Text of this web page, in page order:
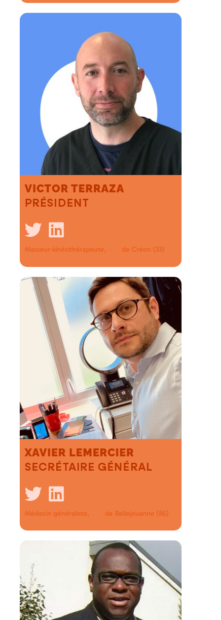
VICTOR TERRAZA
PRÉSIDENT
Masseur-kinésithérapeute, de Créon (33)
XAVIER LEMERCIER
SECRÉTAIRE GÉNÉRAL
Médecin généraliste, de Bellejouanne (86)